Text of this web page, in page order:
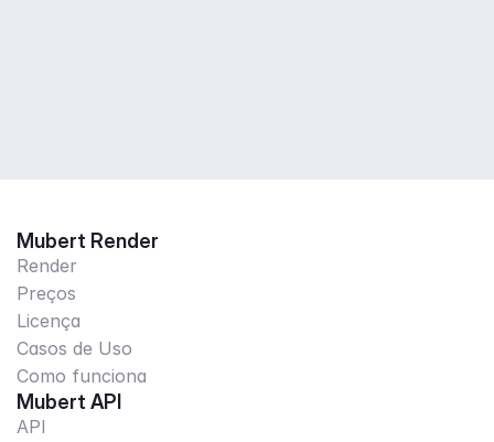
Mubert Render
Render
Preços
Licença
Casos de Uso
Como funciona
Mubert API
API